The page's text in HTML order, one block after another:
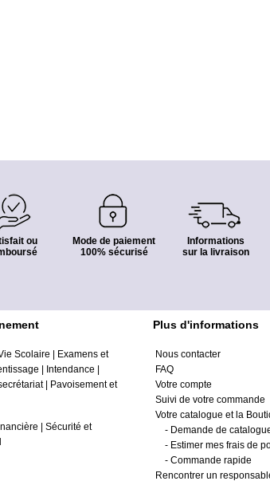
ou
Mode de paiement
100% sécurisé
Informations
sur la livraison
Scolaire
Examens et
Intendance
|
Pavoisement et
Sécurité et
Plus d'informations
Nous contacter
FAQ
Votre compte
Suivi de votre commande
Votre catalogue et la
- Demande de
- Estimer mes frais de
- Commande rapide
Rencontrer un